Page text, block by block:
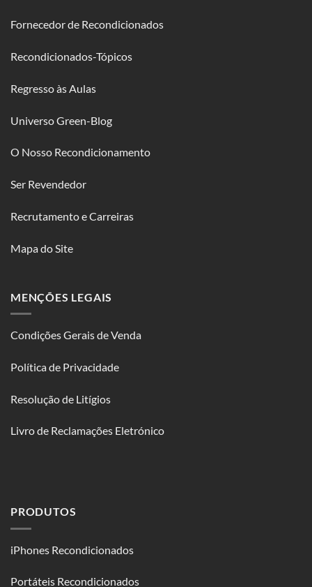
Fornecedor de Recondicionados
Recondicionados-Tópicos
Regresso às Aulas
Universo Green-Blog
O Nosso Recondicionamento
Ser Revendedor
Recrutamento e Carreiras
Mapa do Site
MENÇÕES LEGAIS
Condições Gerais de Venda
Política de Privacidade
Resolução de Litígios
Livro de Reclamações Eletrónico
PRODUTOS
iPhones Recondicionados
Portáteis Recondicionados